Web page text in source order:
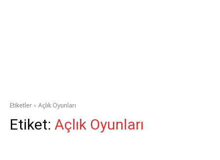
Etiketler Açlık Oyunları
Etiket: Açlık Oyunları